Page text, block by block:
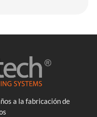
a la fabricación de